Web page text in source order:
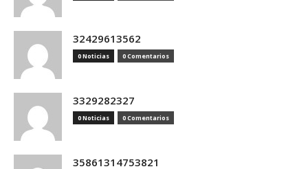
32429613562
0 Noticias 0 Comentarios
3329282327
0 Noticias 0 Comentarios
35861314753821